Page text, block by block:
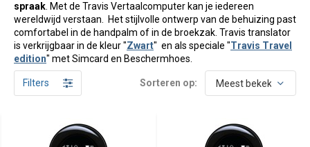
spraak. Met de Travis Vertaalcomputer kan je iedereen
wereldwijd verstaan. Het stijlvolle ontwerp van de behuizing past
comfortabel in de handpalm of in de broekzak. Travis translator
is verkrijgbaar in de kleur "Zwart" en als speciale "Travis Travel
edition" met Simcard en Beschermhoes.
Filters Sorteren op: